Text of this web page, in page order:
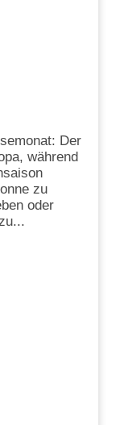
Der
während
zu
oder